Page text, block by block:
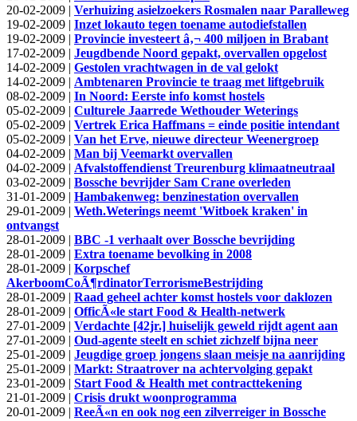
20-02-2009 | Verhuizing asielzoekers Rosmalen naar Paralleweg
19-02-2009 | Inzet lokauto tegen toename autodiefstallen
19-02-2009 | Provincie investeert â‚¬ 400 miljoen in Brabant
17-02-2009 | Jeugdbende Noord gepakt, overvallen opgelost
14-02-2009 | Gestolen vrachtwagen in de val gelokt
14-02-2009 | Ambtenaren Provincie te traag met liftgebruik
08-02-2009 | In Noord: Eerste info komst hostels
05-02-2009 | Culturele Jaarrede Wethouder Weterings
05-02-2009 | Vertrek Erica Haffmans = einde positie intendant
05-02-2009 | Van het Erve, nieuwe directeur Weenergroep
04-02-2009 | Man bij Veemarkt overvallen
04-02-2009 | Afvalstoffendienst Treurenburg klimaatneutraal
03-02-2009 | Bossche bevrijder Sam Crane overleden
31-01-2009 | Hambakenweg: benzinestation overvallen
29-01-2009 | Weth.Weterings neemt 'Witboek kraken' in
ontvangst
28-01-2009 | BBC -1 verhaalt over Bossche bevrijding
28-01-2009 | Extra toename bevolking in 2008
28-01-2009 | Korpschef
AkerboomCoÃ¶rdinatorTerrorismeBestrijding
28-01-2009 | Raad geheel achter komst hostels voor daklozen
28-01-2009 | OfficÃ«le start Food & Health-netwerk
27-01-2009 | Verdachte [42jr.] huiselijk geweld rijdt agent aan
27-01-2009 | Oud-agente steelt en schiet zichzelf bijna neer
25-01-2009 | Jeugdige groep jongens slaan meisje na aanrijding
25-01-2009 | Markt: Straatrover na achtervolging gepakt
23-01-2009 | Start Food & Health met contracttekening
21-01-2009 | Crisis drukt woonprogramma
20-01-2009 | ReeÃ«n en ook nog een zilverreiger in Bossche